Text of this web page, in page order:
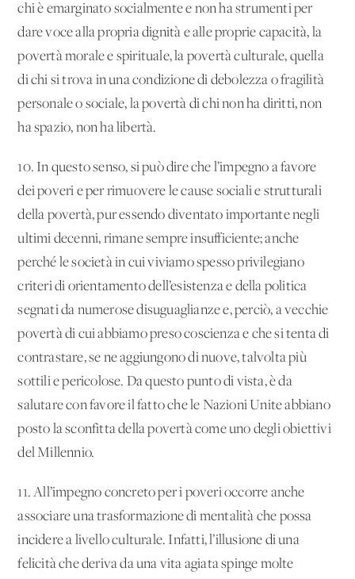
chi è emarginato socialmente e non ha strumenti per
dare voce alla propria dignità e alle proprie capacità, la
povertà morale e spirituale, la povertà culturale, quella
di chi si trova in una condizione di debolezza o fragilità
personale o sociale, la povertà di chi non ha diritti, non
ha spazio, non ha libertà.
10. In questo senso, si può dire che l’impegno a favore
dei poveri e per rimuovere le cause sociali e strutturali
della povertà, pur essendo diventato importante negli
ultimi decenni, rimane sempre insufficiente; anche
perché le società in cui viviamo spesso privilegiano
criteri di orientamento dell’esistenza e della politica
segnati da numerose disuguaglianze e, perciò, a vecchie
povertà di cui abbiamo preso coscienza e che si tenta di
contrastare, se ne aggiungono di nuove, talvolta più
sottili e pericolose. Da questo punto di vista, è da
salutare con favore il fatto che le Nazioni Unite abbiano
posto la sconfitta della povertà come uno degli obiettivi
del Millennio.
11. All’impegno concreto per i poveri occorre anche
associare una trasformazione di mentalità che possa
incidere a livello culturale. Infatti, l’illusione di una
felicità che deriva da una vita agiata spinge molte